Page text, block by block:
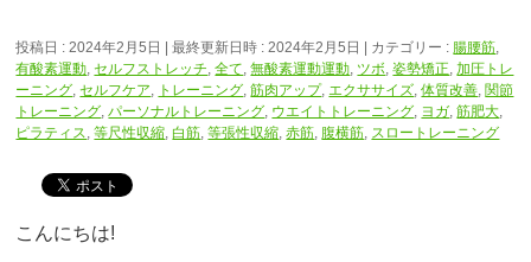
投稿日 : 2024年2月5日 最終更新日時 : 2024年2月5日 カテゴリー : 腸腰筋,
有酸素運動,セルフストレッチ,全て,無酸素運動運動, ツボ,姿勢矯正,加圧トレ
ーニング,セルフケア, トレーニング,筋肉アップ,エクササイズ,体質改善, 関節
トレーニング,パーソナルトレーニング, ウエイトトレーニング, ヨガ,筋肥大,
ピラティス,等尺性収縮,白筋,等張性収縮,赤筋, 腹横筋, スロートレーニング
こんにちは!